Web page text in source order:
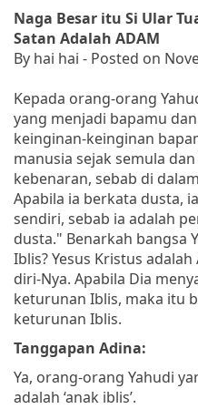
Naga Besar itu Si Ular
Satan Adalah ADAM
By hai hai - Posted on
Kepada orang-orang
yang menjadi bapamu
keinginan-keinginan
manusia sejak semula
kebenaran, sebab di
Apabila ia berkata dusta,
sendiri, sebab ia adalah
dusta." Benarkah bangsa
Iblis? Yesus Kristus
diri-Nya. Apabila Dia
keturunan Iblis, maka itu
keturunan Iblis.
Tanggapan Adina:
Ya, orang-orang Yahudi
adalah ‘anak iblis’.